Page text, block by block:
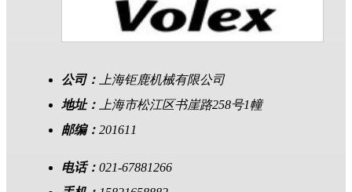
公司：
上海钜鹿机械有限公司
地址：
上海市松江区书崖路258号1幢
邮编： 201611
电话： 021-67881266